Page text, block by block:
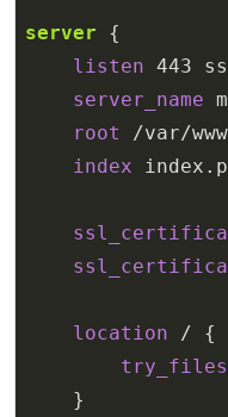
server {
listen 443
server_name
root
/var/
index
location / {
try_files
    }